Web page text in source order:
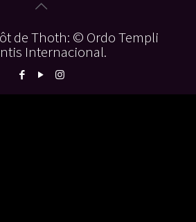
de Thoth: © Ordo Templi
Internacional.